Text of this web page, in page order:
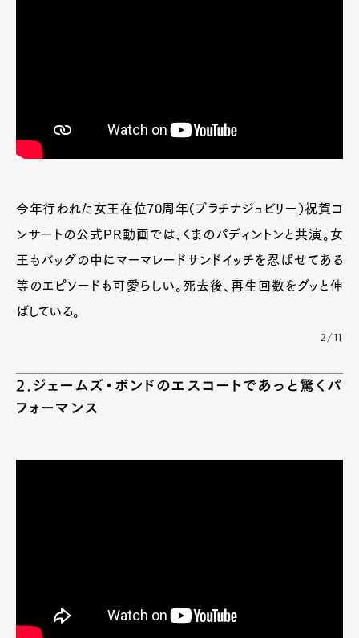
今年行われた女王在位70周年（プラチナジュビリー）祝賀コ
ンサートの公式PR動画では、くまのパディントンと共演。女
王もバッグの中にマーマレードサンドイッチを忍ばせてある
等のエピソードも可愛らしい。死去後、再生回数をグッと伸
ばしている。
2/11
2.ジェームズ・ボンドのエスコートであっと驚くパ
フォーマンス